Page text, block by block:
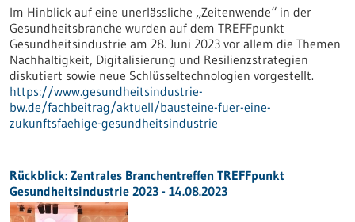
Im Hinblick auf eine unerlässliche „Zeitenwende“ in der
Gesundheitsbranche wurden auf dem TREFFpunkt
Gesundheitsindustrie am 28. Juni 2023 vor allem die Themen
Nachhaltigkeit, Digitalisierung und Resilienzstrategien
diskutiert sowie neue Schlüsseltechnologien vorgestellt.
https://www.gesundheitsindustrie-
bw.de/fachbeitrag/aktuell/bausteine-fuer-eine-
zukunftsfaehige-gesundheitsindustrie
Rückblick: Zentrales Branchentreffen TREFFpunkt
Gesundheitsindustrie 2023 - 14.08.2023